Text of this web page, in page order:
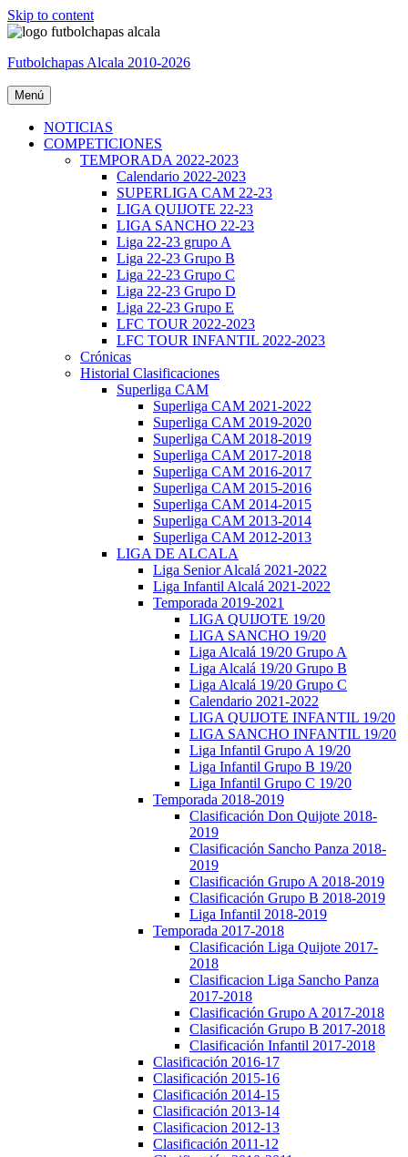
Skip to content
Futbolchapas Alcala 2010-2026
Menú
NOTICIAS
COMPETICIONES
TEMPORADA 2022-2023
Calendario 2022-2023
SUPERLIGA CAM 22-23
LIGA QUIJOTE 22-23
LIGA SANCHO 22-23
Liga 22-23 grupo A
Liga 22-23 Grupo B
Liga 22-23 Grupo C
Liga 22-23 Grupo D
Liga 22-23 Grupo E
LFC TOUR 2022-2023
LFC TOUR INFANTIL 2022-2023
Crónicas
Historial Clasificaciones
Superliga CAM
Superliga CAM 2021-2022
Superliga CAM 2019-2020
Superliga CAM 2018-2019
Superliga CAM 2017-2018
Superliga CAM 2016-2017
Superliga CAM 2015-2016
Superliga CAM 2014-2015
Superliga CAM 2013-2014
Superliga CAM 2012-2013
LIGA DE ALCALA
Liga Senior Alcalá 2021-2022
Liga Infantil Alcalá 2021-2022
Temporada 2019-2021
LIGA QUIJOTE 19/20
LIGA SANCHO 19/20
Liga Alcalá 19/20 Grupo A
Liga Alcalá 19/20 Grupo B
Liga Alcalá 19/20 Grupo C
Calendario 2021-2022
LIGA QUIJOTE INFANTIL 19/20
LIGA SANCHO INFANTIL 19/20
Liga Infantil Grupo A 19/20
Liga Infantil Grupo B 19/20
Liga Infantil Grupo C 19/20
Temporada 2018-2019
Clasificación Don Quijote 2018-
2019
Clasificación Sancho Panza 2018-
2019
Clasificación Grupo A 2018-2019
Clasificación Grupo B 2018-2019
Liga Infantil 2018-2019
Temporada 2017-2018
Clasificación Liga Quijote 2017-
2018
Clasificacion Liga Sancho Panza
2017-2018
Clasificación Grupo A 2017-2018
Clasificación Grupo B 2017-2018
Clasificación Infantil 2017-2018
Clasificación 2016-17
Clasificación 2015-16
Clasificación 2014-15
Clasificación 2013-14
Clasificacion 2012-13
Clasificación 2011-12